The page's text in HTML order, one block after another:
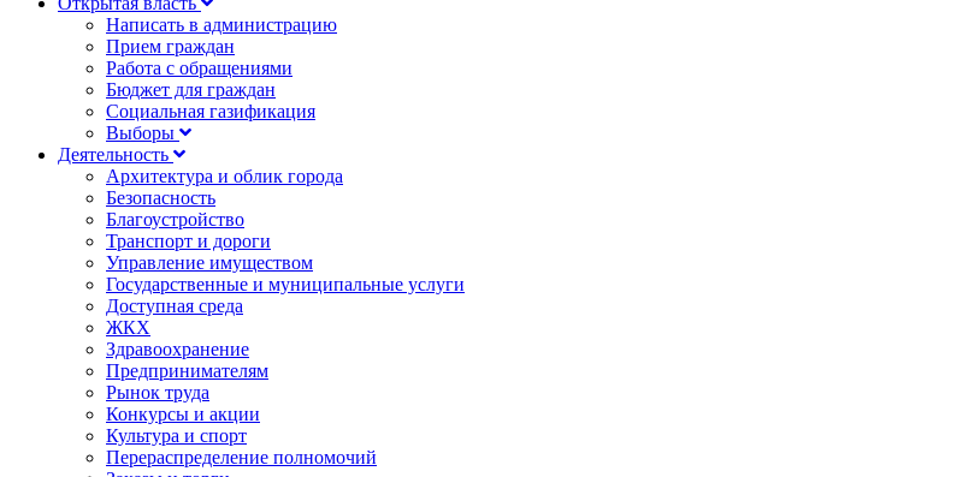
Написать в администрацию
Прием граждан
Работа с обращениями
Бюджет для граждан
Социальная газификация
Выборы
Деятельность
Архитектура и облик города
Безопасность
Благоустройство
Транспорт и дороги
Управление имуществом
Государственные и муниципальные услуги
Доступная среда
ЖКХ
Здравоохранение
Предпринимателям
Рынок труда
Конкурсы и акции
Культура и спорт
Перераспределение полномочий